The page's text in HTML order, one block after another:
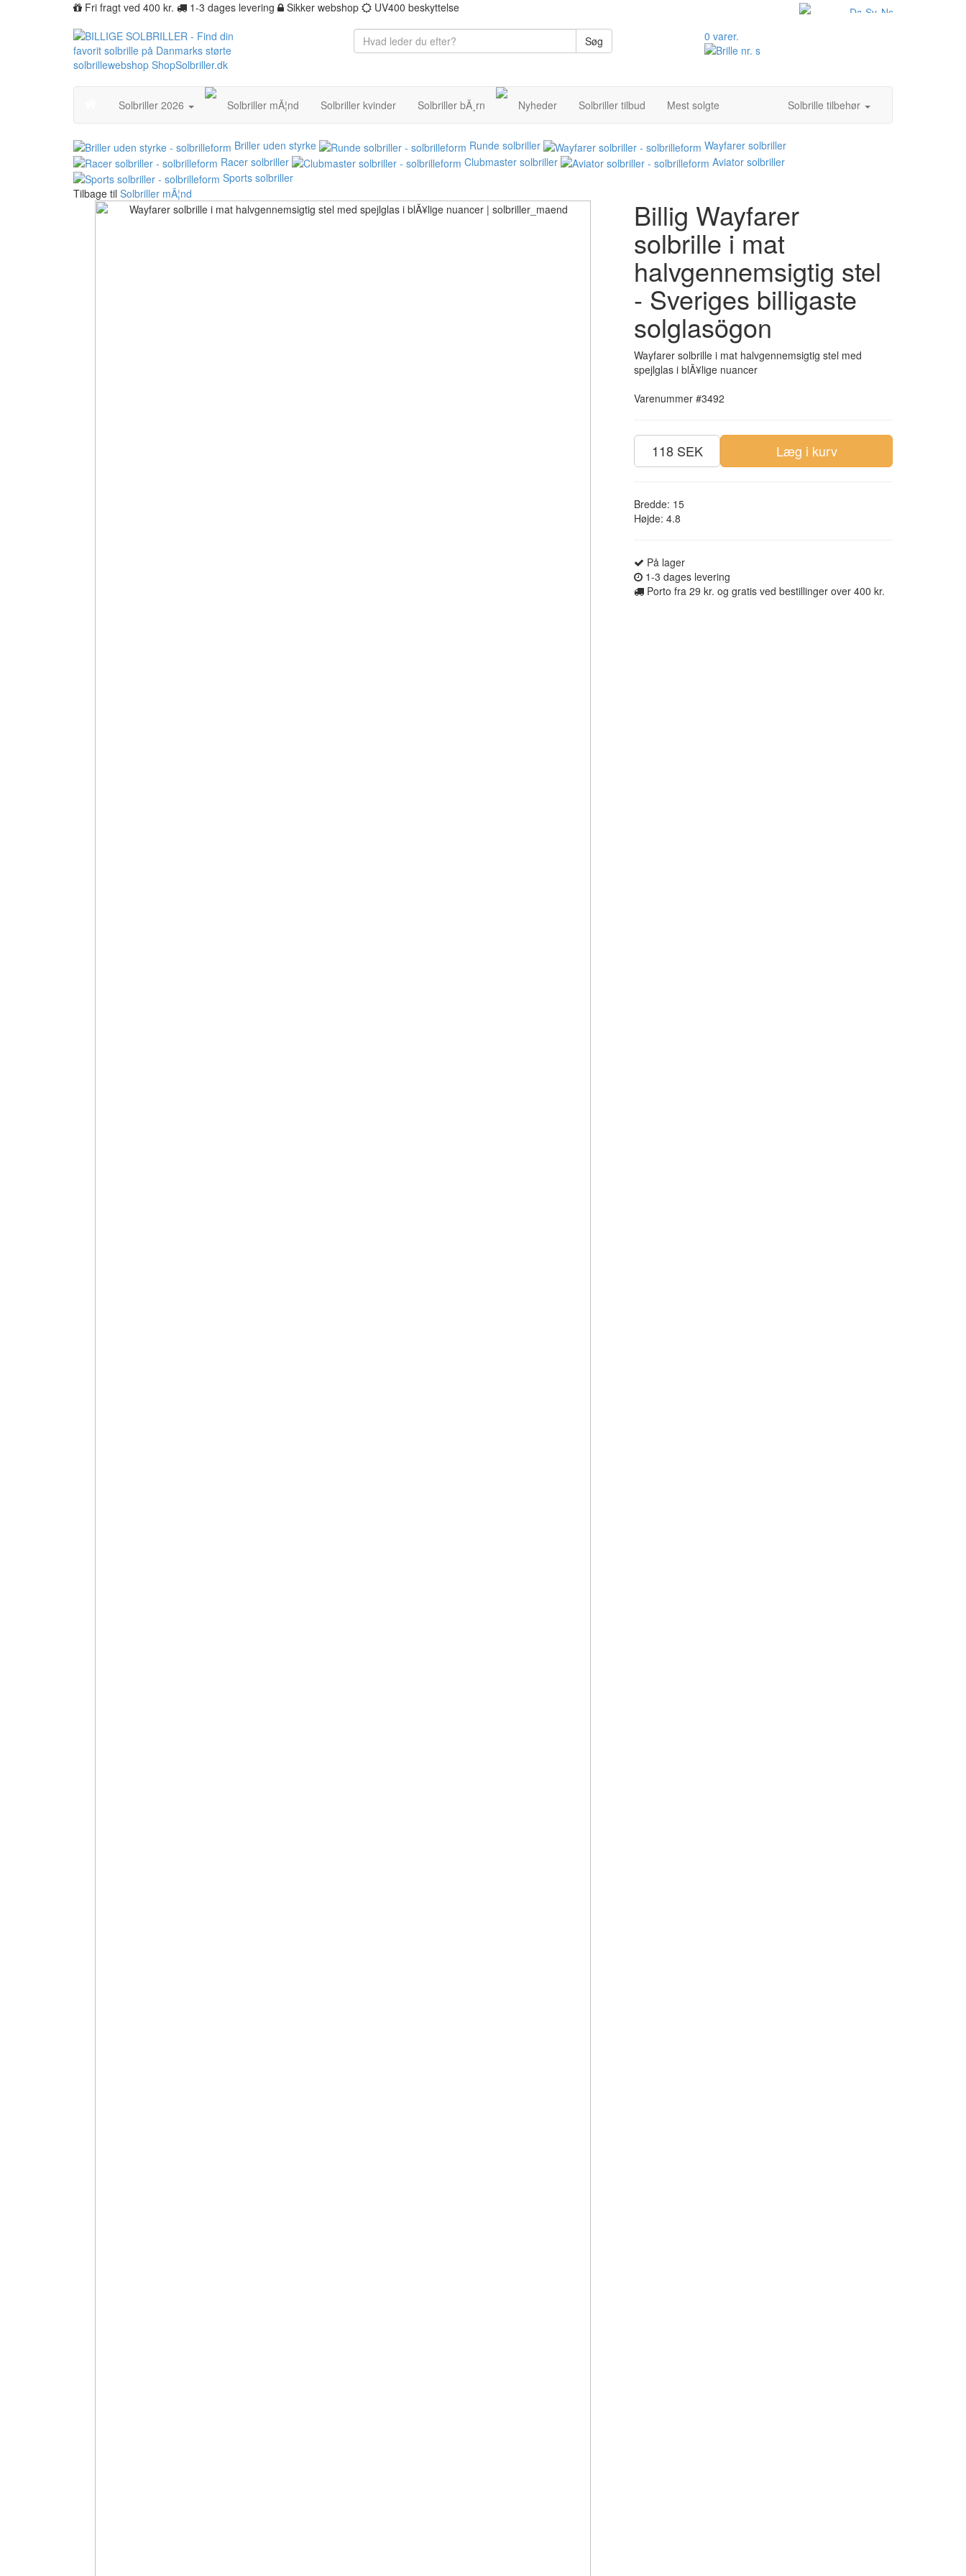
Fri fragt ved 400 kr. 1-3 dages levering Sikker webshop UV400 beskyttelse
Søg 0 varer.
Solbriller 2026 Solbriller mÃ¦nd Solbriller kvinder Solbriller bÃ¸rn Nyheder Solbriller tilbud Mest solgte Solbrille tilbehør
Briller uden styrke Runde solbriller
Wayfarer solbriller
Racer solbriller
Clubmaster solbriller
Aviator solbriller
Sports solbriller
Tilbage til Solbriller mÃ¦nd
Billig Wayfarer
solbrille i mat
halvgennemsigtig stel
- Sveriges billigaste
solglasögon
Wayfarer solbrille i mat halvgennemsigtig stel med
spejlglas i blÃ¥lige nuancer
Varenummer #3492
118 SEK Læg i kurv
Bredde: 15
Højde: 4.8
På lager
1-3 dages levering
Porto fra 29 kr. og gratis ved bestillinger over 400 kr.